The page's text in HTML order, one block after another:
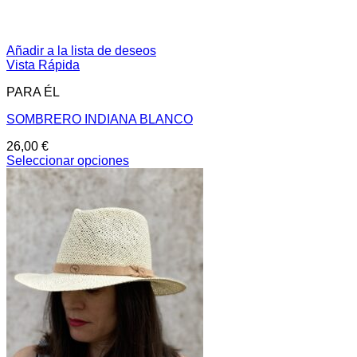
Añadir a la lista de deseos
Vista Rápida
PARA ÉL
SOMBRERO INDIANA BLANCO
26,00 €
Seleccionar opciones
Este
producto
múltiples
Las
opciones
se
pueden
elegir
página